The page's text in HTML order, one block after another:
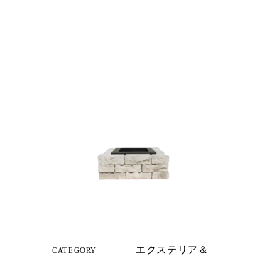
CATEGORY
エクステリア＆